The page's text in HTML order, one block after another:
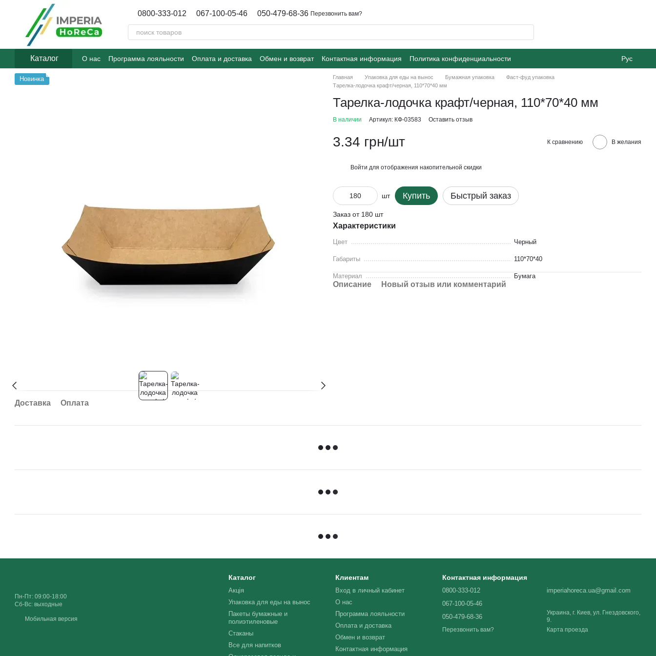
Перейти к основному контенту
0800-333-012 067-100-05-46 050-479-68-36 Перезвонить вам?
Каталог О нас Программа лояльности Оплата и доставка Обмен и возврат Контактная информация
Политика конфиденциальности
Договор публичной оферты
Блог
Рус
Новинка
Доставка Оплата
Главная Упаковка для еды на вынос Бумажная упаковка
Фаст-фуд упаковка
Тарелка-лодочка крафт/черная, 110*70*40 мм
Тарелка-лодочка крафт/черная, 110*70*40 мм
В наличии Артикул: КФ-03583 Оставить отзыв
3.34 грн/шт К сравнению В желания
Войти для отображения накопительной скидки
шт Купить Быстрый заказ
Заказ от 180 шт
Характеристики
Цвет Черный
Габариты 110*70*40
Материал Бумага
Описание Новый отзыв или комментарий
Пн-Пт: 09:00-18:00
Сб-Вс: выходные
Мобильная версия
Каталог
Акція
Упаковка для еды на вынос
Пакеты бумажные и
полиэтиленовые
Стаканы
Все для напитков
Клиентам
Вход в личный кабинет
О нас
Программа лояльности
Оплата и доставка
Обмен и возврат
Контактная информация
Контактная информация
0800-333-012
067-100-05-46
050-479-68-36
Перезвонить вам?
imperiahoreca.ua@gmail.com
Украина, г. Киев, ул. Гнездовского,
9.
Карта проезда